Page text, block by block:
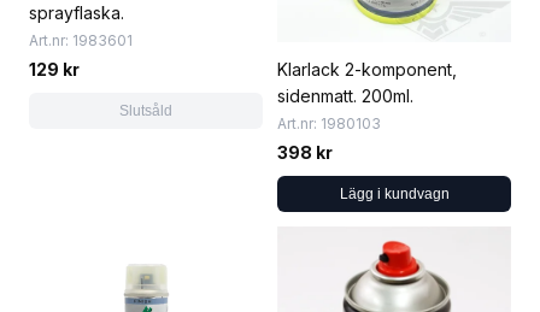
sprayflaska.
Art.nr: 1983601
129 kr
Slutsåld
Klarlack 2-komponent,
sidenmatt. 200ml.
Art.nr: 1980103
398 kr
Lägg i kundvagn